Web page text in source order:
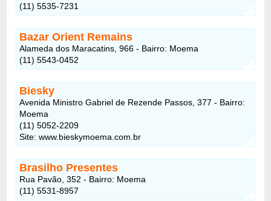
(11) 5535-7231
Bazar Orient Remains
Alameda dos Maracatins, 966 - Bairro: Moema
(11) 5543-0452
Biesky
Avenida Ministro Gabriel de Rezende Passos, 377 - Bairro:
Moema
(11) 5052-2209
Site: www.bieskymoema.com.br
Brasilho Presentes
Rua Pavão, 352 - Bairro: Moema
(11) 5531-8957